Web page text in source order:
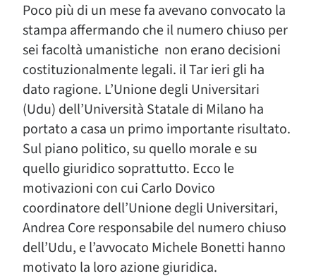
Poco più di un mese fa avevano convocato la
stampa affermando che il numero chiuso per
sei facoltà umanistiche non erano decisioni
costituzionalmente legali. il Tar ieri gli ha
dato ragione. L’Unione degli Universitari
(Udu) dell’Università Statale di Milano ha
portato a casa un primo importante risultato.
Sul piano politico, su quello morale e su
quello giuridico soprattutto. Ecco le
motivazioni con cui Carlo Dovico
coordinatore dell’Unione degli Universitari,
Andrea Core responsabile del numero chiuso
dell’Udu, e l’avvocato Michele Bonetti hanno
motivato la loro azione giuridica.